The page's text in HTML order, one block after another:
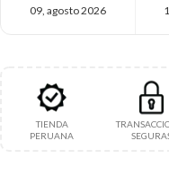
09, agosto 2026
TIENDA
PERUANA